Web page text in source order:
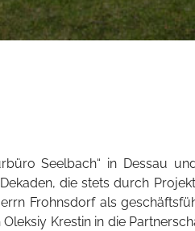
Seelbach“ in Dessau
die stets durch
Frohnsdorf als
Krestin in die